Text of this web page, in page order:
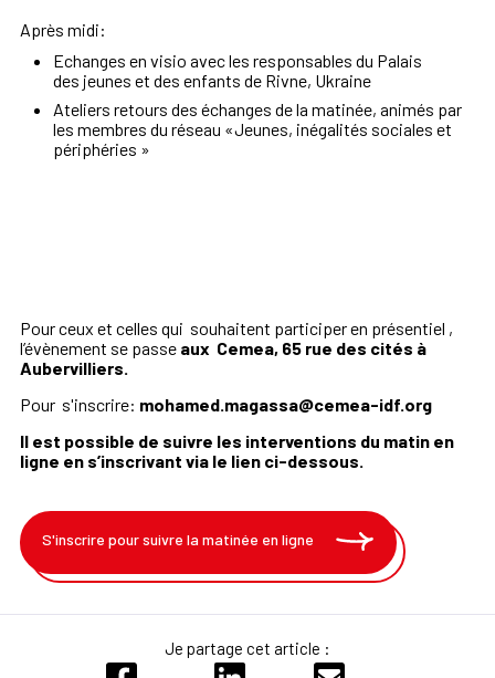
Après midi:
Echanges en visio avecles responsables du Palais
des jeunes et des enfants de Rivne, Ukraine
Ateliers retours des échanges de la matinée, animés par
les membres du réseau «Jeunes, inégalités sociales et
périphéries »
Pour ceux et celles qui souhaitent participer en présentiel ,
l’évènement se passe aux Cemea, 65 rue des cités à
Aubervilliers.
Pour s'inscrire: mohamed.magassa@cemea-idf.org
Il est possible de suivre les interventions du matin en
ligne en s’inscrivant via le lien ci-dessous.
S'inscrire pour suivre la matinée en ligne
Je partage cet article :